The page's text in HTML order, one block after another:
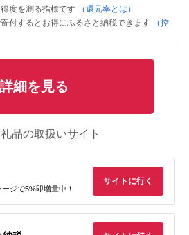
度を測る指標です
（還元率とは）
付するとお得にふるさと納税できます
（控
詳細を見る
品の取扱いサイト
ジで5%即増量中！
サイトに行く